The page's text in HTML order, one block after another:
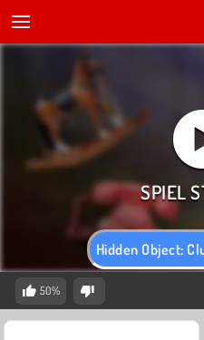
Hidden Object:
50%